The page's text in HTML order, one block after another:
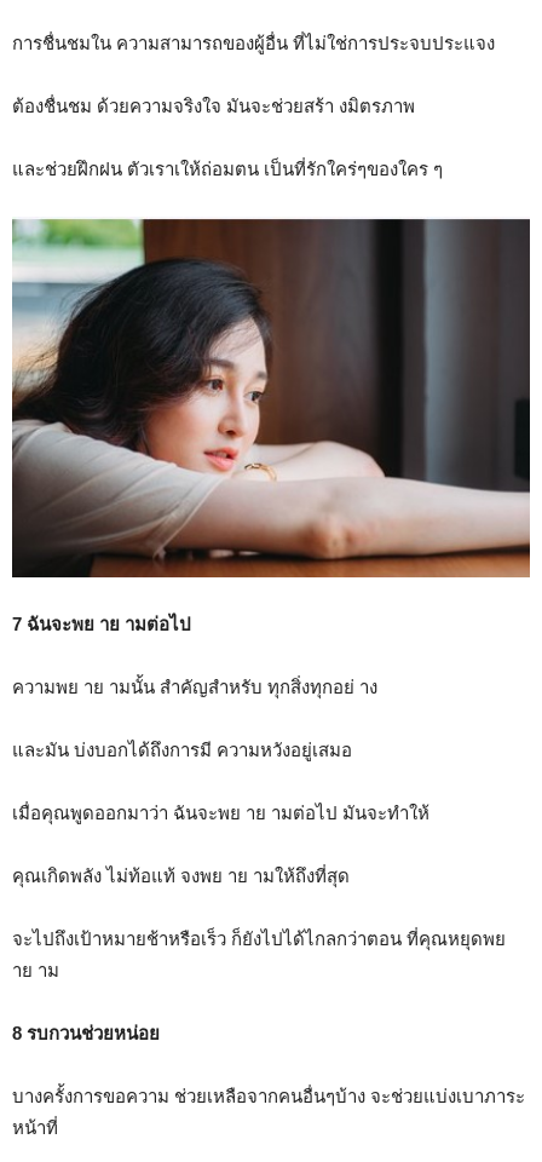
การชื่นชมใน ความสามารถของผู้อื่น ที่ไม่ใช่การประจบประแจง
ต้องชื่นชม ด้วยความจริงใจ มันจะช่วยสร้า งมิตรภาพ
และช่วยฝึกฝน ตัวเราเให้ถ่อมตน เป็นที่รักใคร่ๆของใคร ๆ
7 ฉันจะพย าย ามต่อไป
ความพย าย ามนั้น สำคัญสำหรับ ทุกสิ่งทุกอย่ าง
และมัน บ่งบอกได้ถึงการมี ความหวังอยู่เสมอ
เมื่อคุณพูดออกมาว่า ฉันจะพย าย ามต่อไป มันจะทำให้
คุณเกิดพลัง ไม่ท้อแท้ จงพย าย ามให้ถึงที่สุด
จะไปถึงเป้าหมายช้าหรือเร็ว ก็ยังไปได้ไกลกว่าตอน ที่คุณหยุดพย
าย าม
8 รบกวนช่วยหน่อย
บางครั้งการขอความ ช่วยเหลือจากคนอื่นๆบ้าง จะช่วยแบ่งเบาภาระ
หน้าที่